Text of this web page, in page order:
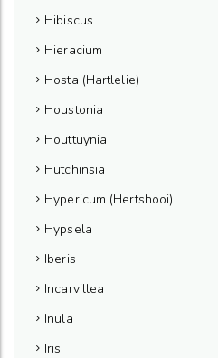
Hibiscus
Hieracium
Hosta (Hartlelie)
Houstonia
Houttuynia
Hutchinsia
Hypericum (Hertshooi)
Hypsela
Iberis
Incarvillea
Inula
Iris